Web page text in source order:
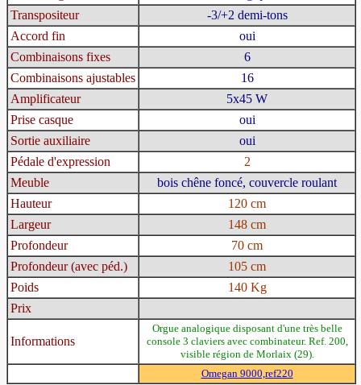
Transpositeur
-3/+2 demi-tons
Accord fin
oui
Combinaisons fixes
6
Combinaisons ajustables
16
Amplificateur
5x45 W
Prise casque
oui
Sortie auxiliaire
oui
Pédale d'expression
2
Meuble
bois chêne foncé, couvercle roulant
Hauteur
120 cm
Largeur
148 cm
Profondeur
70 cm
Profondeur (avec péd.)
105 cm
Poids
140 Kg
Prix
Informations
Orgue analogique disposant d'une très belle
console 3 claviers avec combinateur. Ref. 200,
visible région de Morlaix (29).
Omegan 9000,ref220